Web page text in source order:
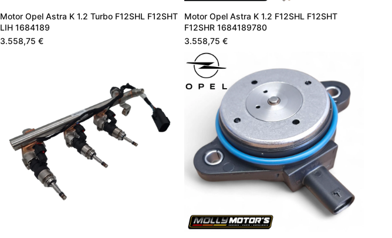
Motor Opel Astra K 1.2 Turbo F12SHL F12SHT
LIH 1684189
3.558,75 €
Motor Opel Astra K 1.2 F12SHL F12SHT
F12SHR 1684189780
3.558,75 €